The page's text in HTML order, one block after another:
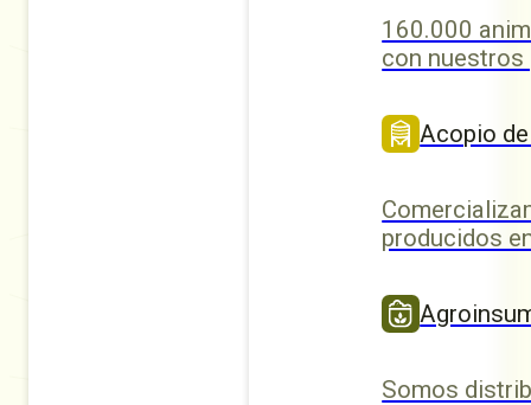
160.000
con
Acopio
producidos
Somos